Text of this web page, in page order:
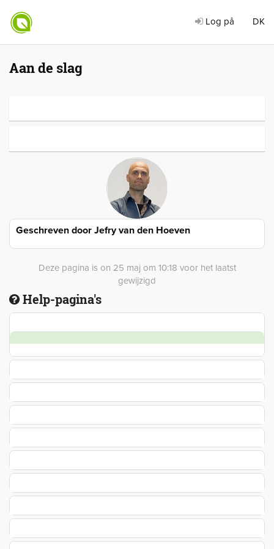
Log på DK
Aan de slag
Geschreven door Jefry van den Hoeven
Deze pagina is on 25 maj om 10:18 voor het laatst
gewijzigd
Help-pagina's